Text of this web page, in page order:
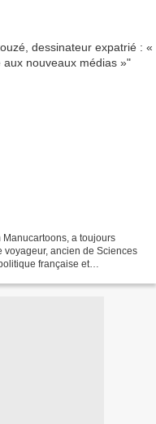
a toujours
voyageur, ancien de Sciences
française et